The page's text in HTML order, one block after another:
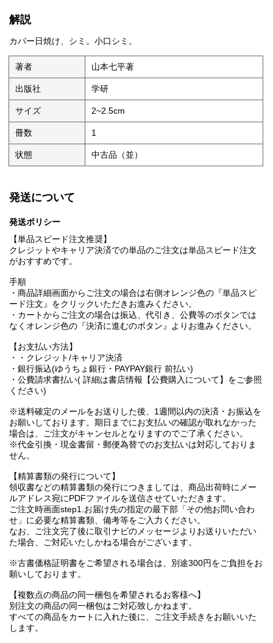
解説
カバー日焼け、シミ。小口シミ。
著者 山本七平著
出版社 学研
サイズ 2~2.5cm
冊数 1
状態 中古品（並）
発送について
発送ポリシー
【単品スピード注文推奨】
クレジットやキャリア決済での単品のご注文は単品スピード注文
がおすすめです。
手順
・商品詳細画面からご注文の場合は右側オレンジ色の『単品スピ
ード注文』をクリックいただきお進みください。
・カートからご注文の場合は振込、代引き、公費等のボタンでは
なくオレンジ色の『決済に進むのボタン』よりお進みください。
【お支払い方法】
・・クレジット/キャリア決済
・銀行振込(ゆうちょ銀行・PAYPAY銀行 前払い)
・公費請求書払い( 詳細は書店情報【公費購入について】をご参照
ください)
※送料確定のメールをお送りした後、1週間以内の決済・お振込を
お願いしております。期日までにお支払いの確認が取れなかった
場合は、ご注文がキャンセルとなりますのでご了承ください。
※代金引換・現金書留・郵便為替でのお支払いは対応しておりま
せん。
【精算書類の発行について】
領収書などの精算書類の発行につきましては、商品出荷時にメー
ルアドレス宛にPDFファイルを送信させていただきます。
ご注文時画面step1.お届け先の指定の最下部「その他お問い合わ
せ」に必要な精算書類、備考等をご入力ください。
なお、ご注文完了後に取引ナビのメッセージよりお送りいただい
た場合、ご対応いたしかねる場合がございます。
※古書価格証明書をご希望される場合は、別途300円をご負担をお
願いしております。
【複数点の商品の同一梱包を希望されるお客様へ】
別注文の商品の同一梱包はご対応致しかねます。
すべての商品をカートに入れた後に、ご注文手続きをお願いいた
します。